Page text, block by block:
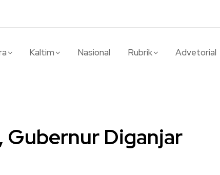
Kaltim Nasional Rubrik Advetorial
Gubernur Diganjar